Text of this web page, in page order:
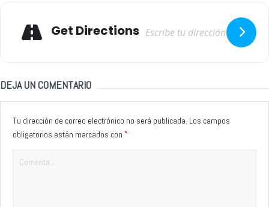
Get Directions
DEJA UN COMENTARIO
Tu dirección de correo electrónico no será publicada. Los campos
obligatorios están marcados con *